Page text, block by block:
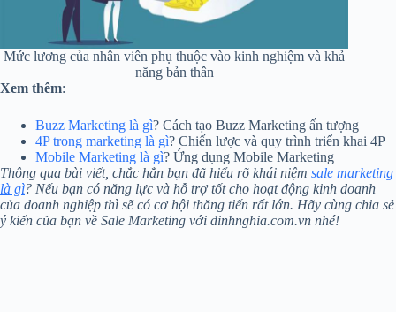
Mức lương của nhân viên phụ thuộc vào kinh nghiệm và khả
năng bản thân
Xem thêm:
Buzz Marketing là gì? Cách tạo Buzz Marketing ấn tượng
4P trong marketing là gì? Chiến lược và quy trình triển khai 4P
Mobile Marketing là gì? Ứng dụng Mobile Marketing
Thông qua bài viết, chắc hẳn bạn đã hiểu rõ khái niệm sale marketing
là gì? Nếu bạn có năng lực và hỗ trợ tốt cho hoạt động kinh doanh
của doanh nghiệp thì sẽ có cơ hội thăng tiến rất lớn. Hãy cùng chia sẻ
ý kiến của bạn về Sale Marketing với dinhnghia.com.vn nhé!